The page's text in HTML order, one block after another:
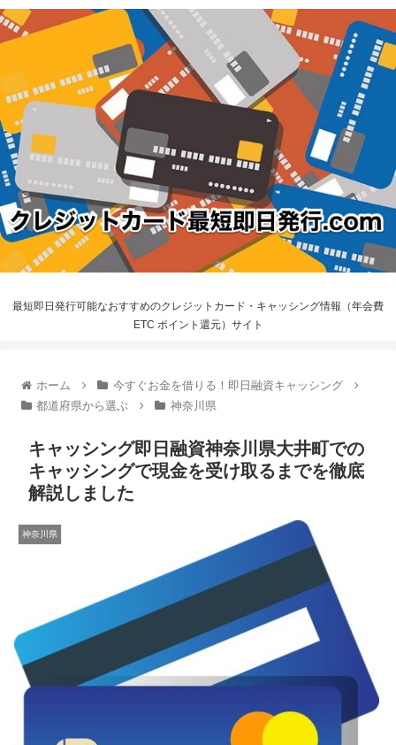
最短即日発行可能なおすすめのクレジットカード・キャッシング情報（年会費
ETC ポイント還元）サイト
ホーム
今すぐお金を借りる！即日融資キャッシング
都道府県から選ぶ
神奈川県
キャッシング即日融資神奈川県大井町での
キャッシングで現金を受け取るまでを徹底
解説しました
神奈川県